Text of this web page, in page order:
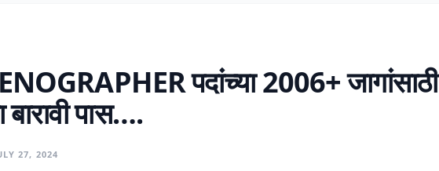
पदांच्या 2006+ जागांसाठी
बारावी पास….
27, 2024